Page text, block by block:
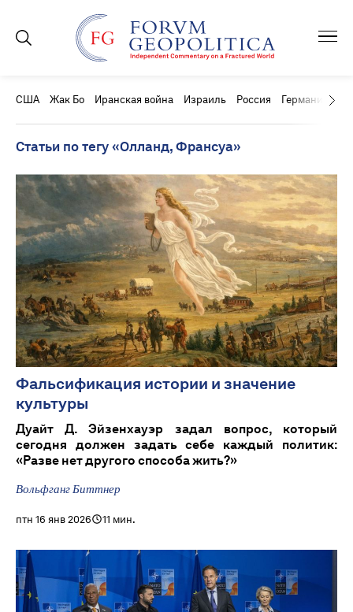
США Жак Бо Иранская война Израиль Россия Германия
Статьи по тегу «Олланд, Франсуа»
Фальсификация истории и значение
культуры
Дуайт Д. Эйзенхауэр задал вопрос, который
сегодня должен задать себе каждый политик:
«Разве нет другого способа жить?»
Вольфганг Биттнер
птн 16 янв 2026 11 мин.